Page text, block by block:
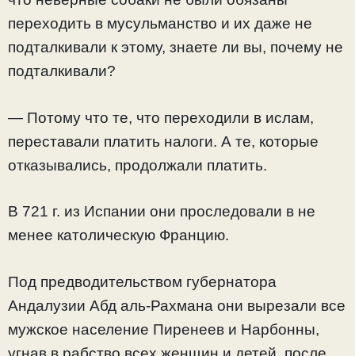
переходить в мусульманство и их даже не
подталкивали к этому, знаете ли вы, почему не
подталкивали?
— Потому что те, что переходили в ислам,
переставали платить налоги. А те, которые
отказывались, продолжали платить.
В 721 г. из Испании они проследовали в не
менее католическую Францию.
Под предводительством губернатора
Андалузии Абд аль-Рахмана они вырезали все
мужское население Пиренеев и Нарбонны,